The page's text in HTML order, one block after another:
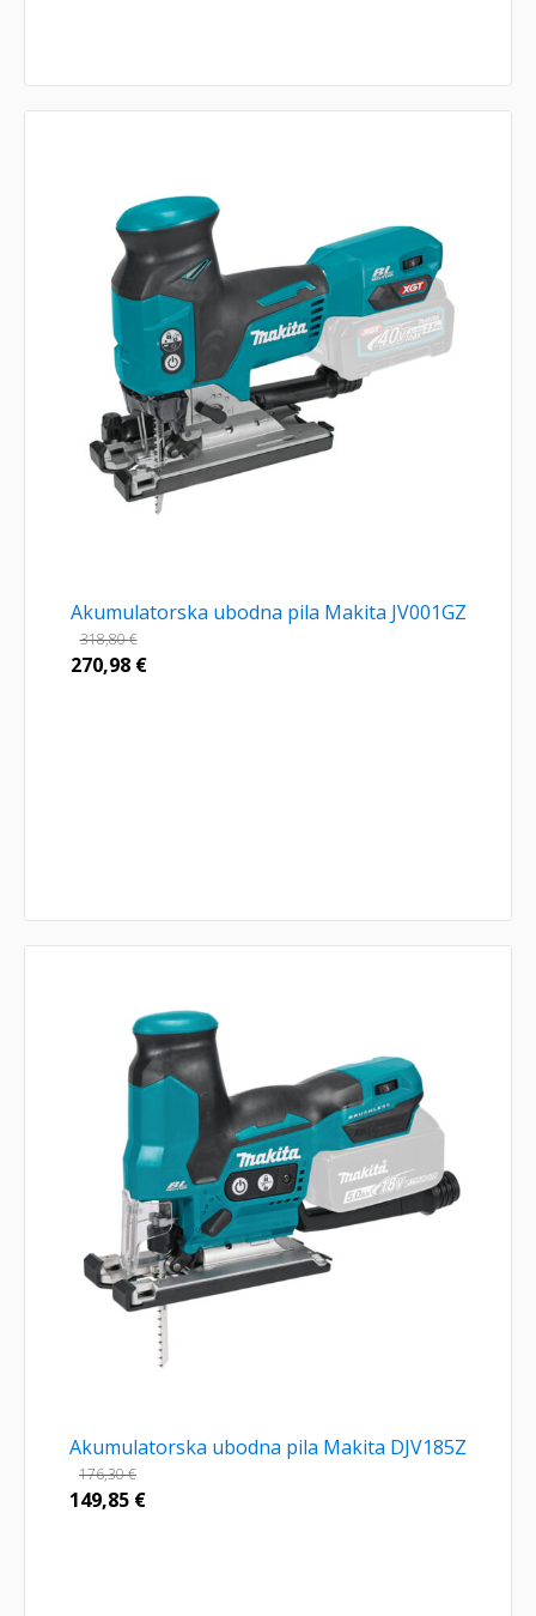
Akumulatorska ubodna pila Makita JV001GZ
318,80€
270,98 €
Akumulatorska ubodna pila Makita DJV185Z
176,30€
149,85 €